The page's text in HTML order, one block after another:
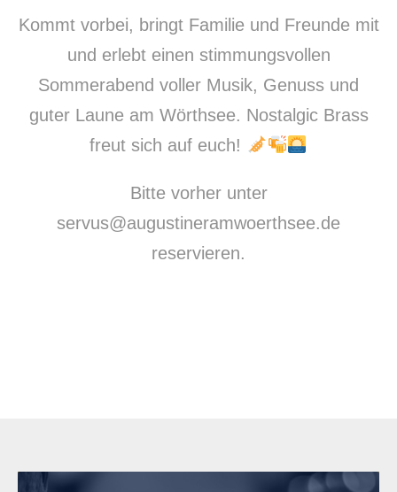
Kommt vorbei, bringt Familie und Freunde mit
und erlebt einen stimmungsvollen
Sommerabend voller Musik, Genuss und
guter Laune am Wörthsee. Nostalgic Brass
freut sich auf euch!
Bitte vorher unter
servus@augustineramwoerthsee.de
reservieren.
PREVIOUS